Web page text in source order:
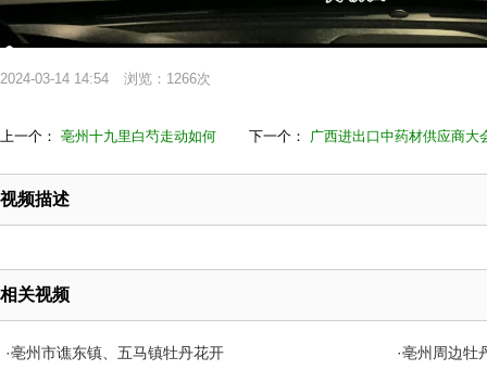
2024-03-14 14:54 浏览：1266次
上一个： 亳州十九里白芍走动如何 下一个： 广西进出口中药材供应商大
视频描述
相关视频
·亳州市谯东镇、五马镇牡丹花开 ·亳州周边牡